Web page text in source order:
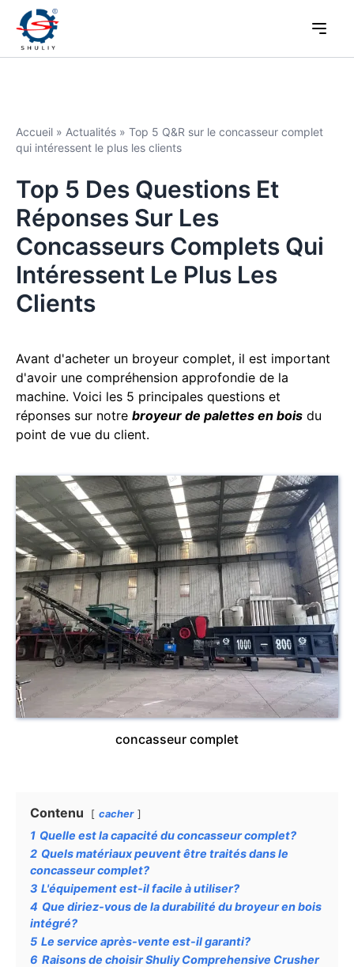
Accueil » Actualités » Top 5 Q&R sur le concasseur complet
qui intéressent le plus les clients
Top 5 Des Questions Et
Réponses Sur Les
Concasseurs Complets Qui
Intéressent Le Plus Les
Clients
Avant d'acheter un broyeur complet, il est important
d'avoir une compréhension approfondie de la
machine. Voici les 5 principales questions et
réponses sur notre broyeur de palettes en bois du
point de vue du client.
concasseur complet
Contenu cacher
1 Quelle est la capacité du concasseur complet?
2 Quels matériaux peuvent être traités dans le
concasseur complet?
3 L'équipement est-il facile à utiliser?
4 Que diriez-vous de la durabilité du broyeur en bois
intégré?
5 Le service après-vente est-il garanti?
6 Raisons de choisir Shuliy Comprehensive Crusher